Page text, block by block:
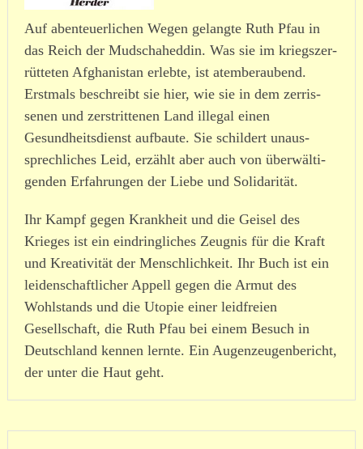
Auf abenteuerlichen Wegen gelangte Ruth Pfau in
das Reich der Mudschaheddin. Was sie im kriegs­zer­
rüt­teten Afghanistan erlebte, ist atem­be­raubend.
Erstmals beschreibt sie hier, wie sie in dem zerris­
senen und zerstrit­tenen Land illegal einen
Gesundheitsdienst aufbaute. Sie schildert unaus­
sprech­liches Leid, erzählt aber auch von über­wäl­ti­
genden Erfahrungen der Liebe und Solidarität.
Ihr Kampf gegen Krankheit und die Geisel des
Krieges ist ein eindring­liches Zeugnis für die Kraft
und Kreativität der Menschlichkeit. Ihr Buch ist ein
leiden­schaft­licher Appell gegen die Armut des
Wohlstands und die Utopie einer leid­freien
Gesellschaft, die Ruth Pfau bei einem Besuch in
Deutschland kennen lernte. Ein Augenzeugenbericht,
der unter die Haut geht.